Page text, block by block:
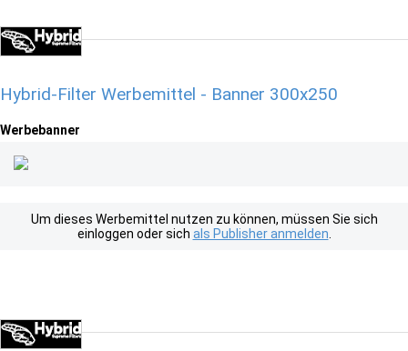
Hybrid-Filter Werbemittel - Banner 300x250
Werbebanner
Um dieses Werbemittel nutzen zu können, müssen Sie sich
einloggen oder sich als Publisher anmelden